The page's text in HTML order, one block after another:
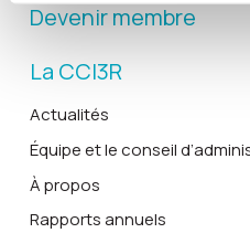
Devenir membre
La CCI3R
Actualités
Équipe et le conseil
À propos
Rapports annuels